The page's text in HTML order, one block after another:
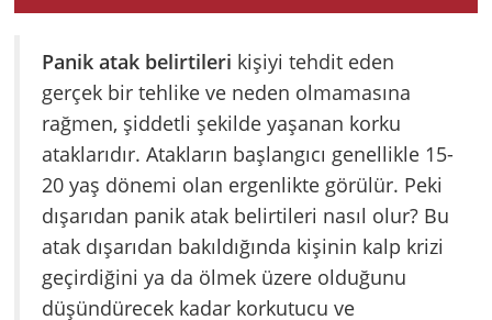
Panik atak belirtileri kişiyi tehdit eden
gerçek bir tehlike ve neden olmamasına
rağmen, şiddetli şekilde yaşanan korku
ataklarıdır. Atakların başlangıcı genellikle 15-
20 yaş dönemi olan ergenlikte görülür. Peki
dışarıdan panik atak belirtileri nasıl olur? Bu
atak dışarıdan bakıldığında kişinin kalp krizi
geçirdiğini ya da ölmek üzere olduğunu
düşündürecek kadar korkutucu ve